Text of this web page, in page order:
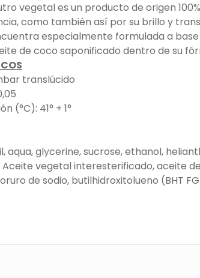
vegetal es un producto de origen
como también así por su brillo y
especialmente formulada a
de coco saponificado dentro de su
translúcido
(°C): 41° + 1°
aqua, glycerine, sucrose, ethanol,
vegetal interesterificado, aceite
de sodio, butilhidroxitolueno (BHT